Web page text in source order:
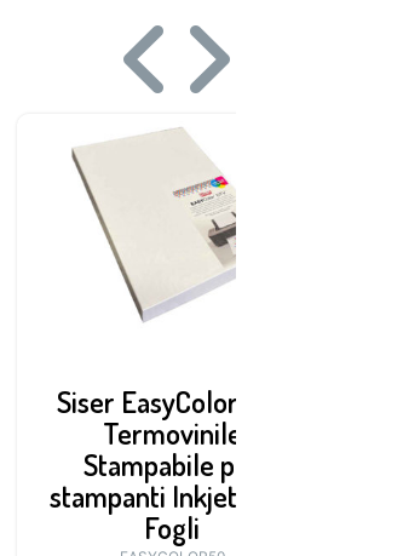
Siser EasyColorDTV
Termovinile
Stampabile per
stampanti Inkjet – 50
Fogli